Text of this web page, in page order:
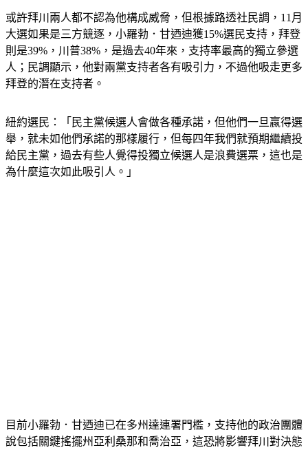
或許拜川兩人都不認為他構成威脅，但根據路透社民調，11月
大選如果是三方競逐，小羅勃．甘迺迪獲15%選民支持，拜登
則是39%，川普38%，是過去40年來，支持率最高的獨立參選
人；民調顯示，他對兩黨支持者各有吸引力，不過他吸走更多
拜登的潛在支持者。
紐約選民：「民主黨候選人會做各種承諾，但他們一旦贏得選
舉，就未如他們承諾的那樣履行，但每四年我們就預期繼續投
給民主黨，過去有些人覺得投獨立候選人是浪費選票，這也是
為什麼這次如此吸引人。」
目前小羅勃．甘迺迪已在多州達連署門檻，支持他的政治團體
說包括關鍵搖擺州亞利桑那和喬治亞，這恐將影響拜川對決態